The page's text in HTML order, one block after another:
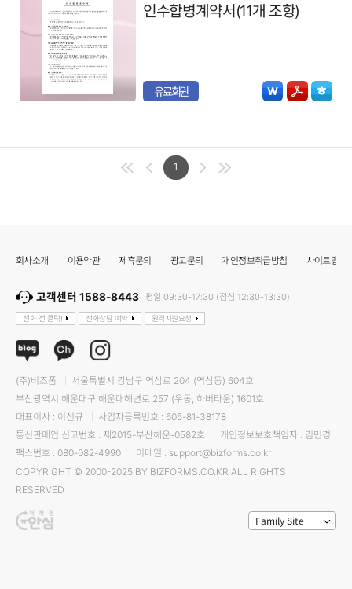
인수합병계약서(11개 조항)
유료회원
1
회사소개 이용약관 제휴문의 광고문의 개인정보취급방침 사이트맵
고객센터 1588-8443 평일 09:30-17:30 (점심 12:30-13:30)
전화 전 클릭! 전화상담 예약 원격지원요청
(주)비즈폼
서울특별시 강남구 역삼로 204 (역삼동) 604호
부산광역시 해운대구 해운대해변로 257 (우동, 하버타운) 1601호
대표이사 : 이선규
사업자등록번호 : 605-81-38178
통신판매업 신고번호 : 제2015-부산해운-0582호
개인정보보호책임자 : 김민경
팩스번호 : 080-082-4990
이메일 : support@bizforms.co.kr
COPYRIGHT © 2000-2025 BY BIZFORMS.CO.KR ALL RIGHTS
RESERVED
Family Site